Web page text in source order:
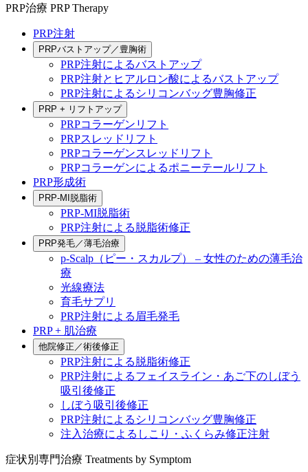
PRP治療 PRP Therapy
PRP注射
PRPバストアップ／豊胸術
PRP注射によるバストアップ
PRP注射とヒアルロン酸によるバストアップ
PRP注射によるシリコンバッグ豊胸修正
PRP + リフトアップ
PRPコラーゲンリフト
PRPスレッドリフト
PRPコラーゲンスレッドリフト
PRPコラーゲンによるポニーテールリフト
PRP形成術
PRP-MI脱脂術
PRP-MI脱脂術
PRP注射による脱脂術修正
PRP発毛／薄毛治療
p-Scalp（ピー・スカルプ） – 女性のための薄毛治
療
光線療法
育毛サプリ
PRP注射による眉毛発毛
PRP + 肌治療
他院修正／術後修正
PRP注射による脱脂術修正
PRP注射によるフェイスライン・あご下のしぼう
吸引後修正
しぼう吸引後修正
PRP注射によるシリコンバッグ豊胸修正
注入治療によるしこり・ふくらみ修正注射
症状別専門治療 Treatments by Symptom